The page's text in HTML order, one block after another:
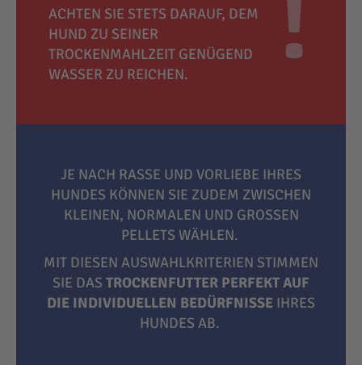
ACHTEN SIE STETS DARAUF, DEM
HUND ZU SEINER
TROCKENMAHLZEIT GENÜGEND
WASSER ZU REICHEN.
JE NACH RASSE UND VORLIEBE IHRES
HUNDES KÖNNEN SIE ZUDEM ZWISCHEN
KLEINEN, NORMALEN UND GROSSEN P
ELLETS WÄHLEN.
MIT DIESEN AUSWAHLKRITERIEN STIMMEN
SIE DAS TROCKENFUTTER PERFEKT AUF
DIE INDIVIDUELLEN BEDÜRFNISSE IHRES
HUNDES AB.